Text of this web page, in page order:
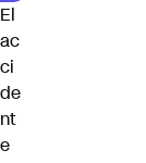
El
ac
ci
de
nt
e